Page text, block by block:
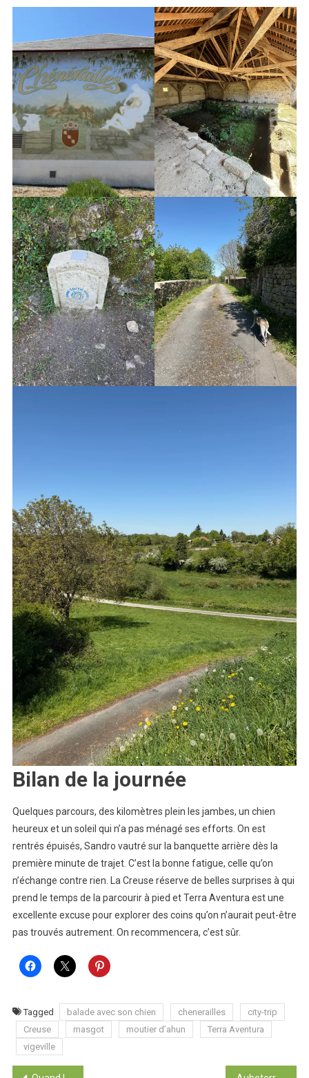
Bilan de la journée
Quelques parcours, des kilomètres plein les jambes, un chien
heureux et un soleil qui n’a pas ménagé ses efforts. On est
rentrés épuisés, Sandro vautré sur la banquette arrière dès la
première minute de trajet. C’est la bonne fatigue, celle qu’on
n’échange contre rien. La Creuse réserve de belles surprises à qui
prend le temps de la parcourir à pied et Terra Aventura est une
excellente excuse pour explorer des coins qu’on n’aurait peut-être
pas trouvés autrement. On recommencera, c’est sûr.
Tagged balade avec son chien chenerailles
city-trip
Creuse
masgot moutier d’ahun
Terra Aventura
vigeville